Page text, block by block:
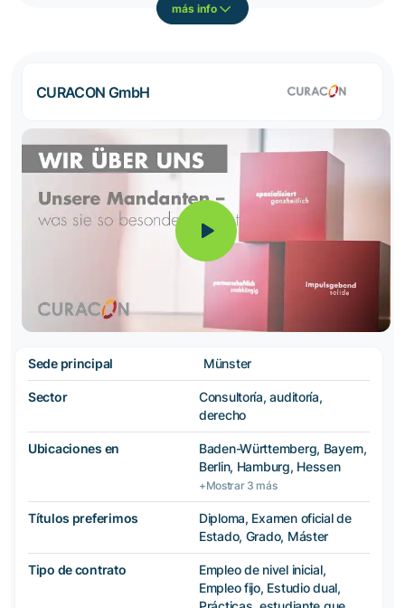
más info
CURACON GmbH
Sede principal Münster
Sector
Consultoría, auditoría,
derecho
Ubicaciones en
Baden-Württemberg, Bayern,
Berlin, Hamburg, Hessen
+Mostrar 3 más
Títulos preferimos
Diploma, Examen oficial de
Estado, Grado, Máster
Tipo de contrato
Empleo de nivel inicial,
Empleo fijo, Estudio dual,